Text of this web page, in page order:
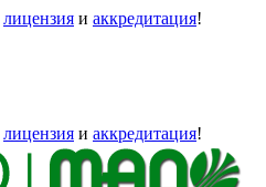
лицензия и аккредитация!
лицензия и аккредитация!